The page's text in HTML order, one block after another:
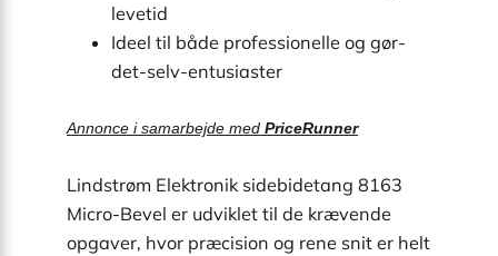
levetid
Ideel til både professionelle og gør-
det-selv-entusiaster
Annonce i samarbejde med PriceRunner
Lindstrøm Elektronik sidebidetang 8163
Micro-Bevel er udviklet til de krævende
opgaver, hvor præcision og rene snit er helt